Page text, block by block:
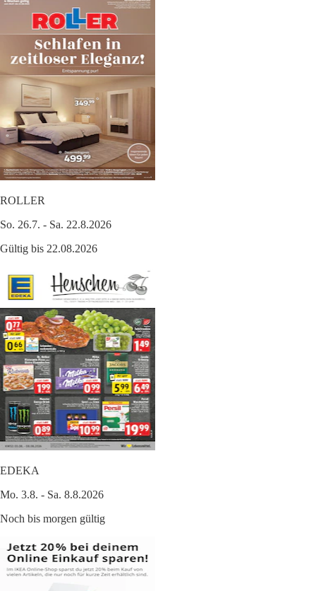
ROLLER
So. 26.7. - Sa. 22.8.2026
Gültig bis 22.08.2026
EDEKA
Mo. 3.8. - Sa. 8.8.2026
Noch bis morgen gültig